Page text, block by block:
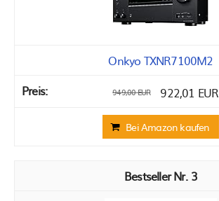
Onkyo TXNR7100M2
949,00 EUR 922,01 EUR
Bei Amazon kaufen
3